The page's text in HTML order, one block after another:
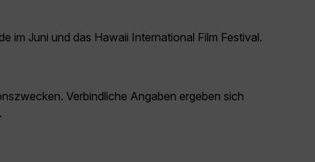
im Juni und das Hawaii International Film Festival.
Verbindliche Angaben ergeben sich